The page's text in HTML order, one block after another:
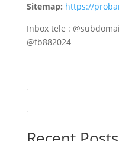
Sitemap: https://
Inbox tele :
@fb882024